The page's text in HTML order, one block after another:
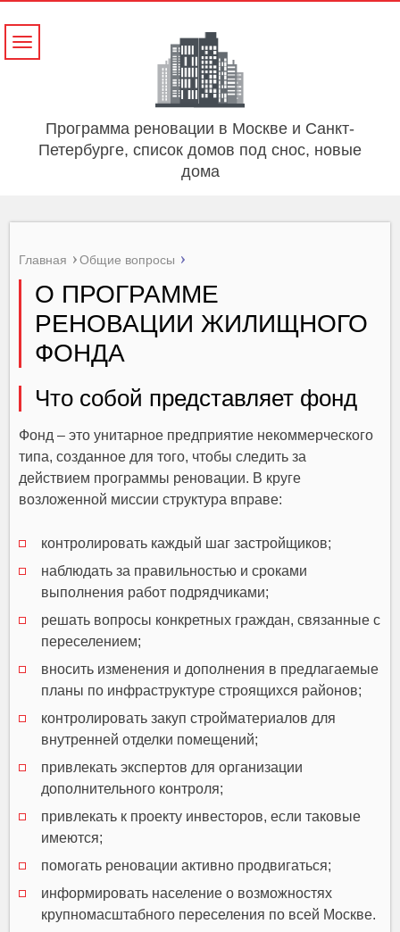
Программа реновации в Москве и Санкт-
Петербурге, список домов под снос, новые
дома
Навигация
Главная Общие вопросы
О ПРОГРАММЕ
РЕНОВАЦИИ ЖИЛИЩНОГО
ФОНДА
Что собой представляет фонд
Фонд – это унитарное предприятие некоммерческого
типа, созданное для того, чтобы следить за
действием программы реновации. В круге
возложенной миссии структура вправе:
контролировать каждый шаг застройщиков;
наблюдать за правильностью и сроками
выполнения работ подрядчиками;
решать вопросы конкретных граждан, связанные с
переселением;
вносить изменения и дополнения в предлагаемые
планы по инфраструктуре строящихся районов;
контролировать закуп стройматериалов для
внутренней отделки помещений;
привлекать экспертов для организации
дополнительного контроля;
привлекать к проекту инвесторов, если таковые
имеются;
помогать реновации активно продвигаться;
информировать население о возможностях
крупномасштабного переселения по всей Москве.